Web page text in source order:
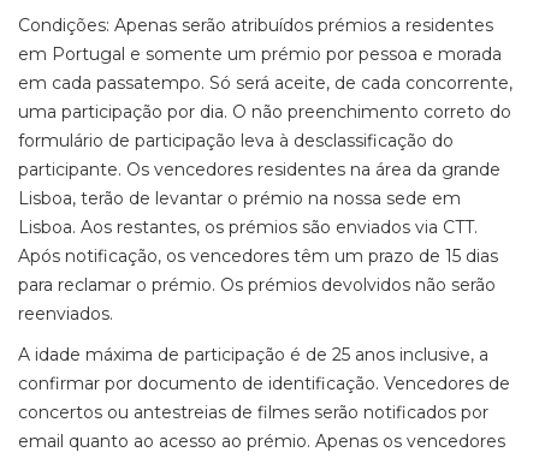
Condições: Apenas serão atribuídos prémios a residentes
em Portugal e somente um prémio por pessoa e morada
em cada passatempo. Só será aceite, de cada concorrente,
uma participação por dia. O não preenchimento correto do
formulário de participação leva à desclassificação do
participante. Os vencedores residentes na área da grande
Lisboa, terão de levantar o prémio na nossa sede em
Lisboa. Aos restantes, os prémios são enviados via CTT.
Após notificação, os vencedores têm um prazo de 15 dias
para reclamar o prémio. Os prémios devolvidos não serão
reenviados.
A idade máxima de participação é de 25 anos inclusive, a
confirmar por documento de identificação. Vencedores de
concertos ou antestreias de filmes serão notificados por
email quanto ao acesso ao prémio. Apenas os vencedores